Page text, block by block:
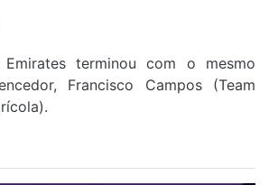
terminou com o mesmo
Francisco Campos (Team